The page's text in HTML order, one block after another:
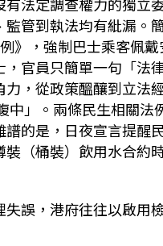
法定調查權力的獨立
管到執法均有紕漏
》，強制巴士乘客佩
官員只簡單一句「法
，從政策醞釀到立法
」。兩條民生相關法
的是，日夜宣言提醒
（桶裝）飲用水合約
誤，港府往往以啟用